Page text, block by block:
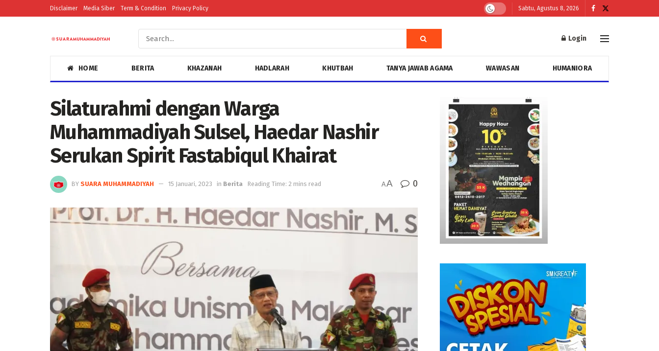
Disclaimer Media Siber Term & Condition Privacy Policy Sabtu, Agustus 8, 2026
Login
HOME BERITA KHAZANAH HADLARAH KHUTBAH TANYA JAWAB AGAMA WAWASAN HUMANIORA
Silaturahmi dengan Warga
Muhammadiyah Sulsel, Haedar Nashir
Serukan Spirit Fastabiqul Khairat
BY SUARA MUHAMMADIYAH 15 Januari, 2023 in Berita Reading Time: 2 mins read AA 0